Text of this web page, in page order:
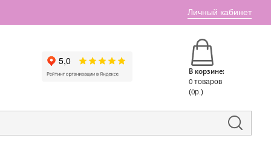
Личный кабинет
В корзине:
0 товаров
(0р.)